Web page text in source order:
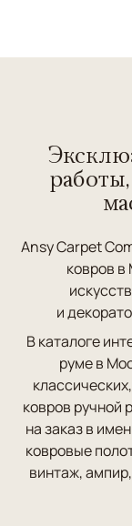
Ansy Carpet
ковров в
и
В каталоге
руме в
ковров ручной
на заказ в
ковровые
винтаж,